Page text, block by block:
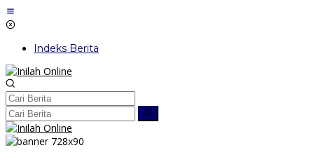
Lewati
ke
Indeks Berita